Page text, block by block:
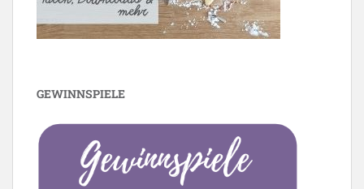
GEWINNSPIELE